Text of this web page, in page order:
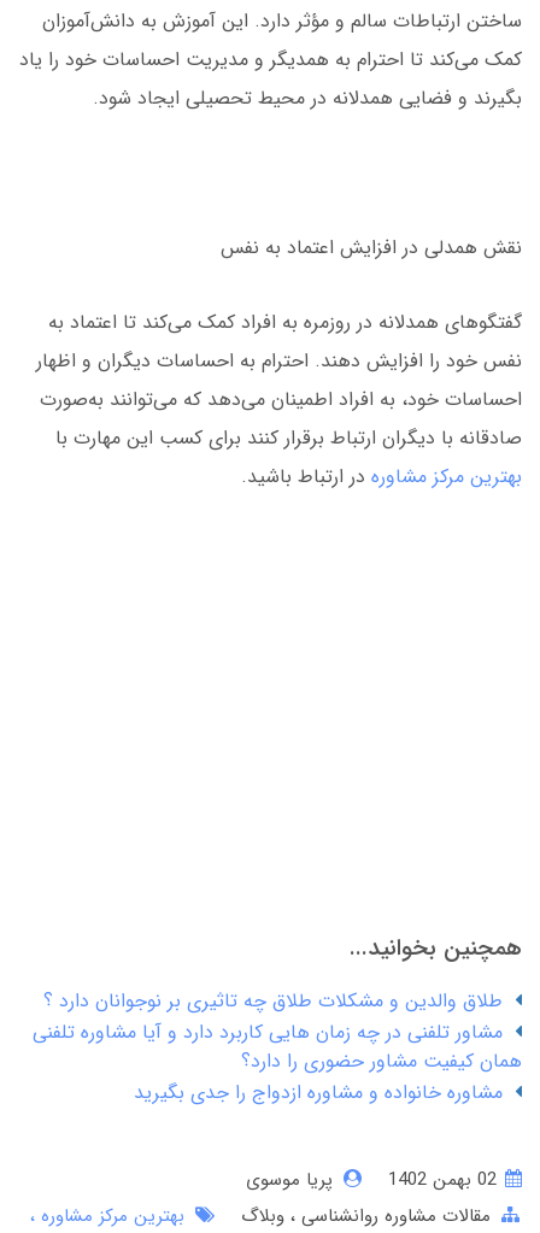
ساختن ارتباطات سالم و مؤثر دارد. این آموزش به دانش‌آموزان
کمک می‌کند تا احترام به همدیگر و مدیریت احساسات خود را یاد
بگیرند و فضایی همدلانه در محیط تحصیلی ایجاد شود.
نقش همدلی در افزایش اعتماد به نفس
گفتگوهای همدلانه در روزمره به افراد کمک می‌کند تا اعتماد به
نفس خود را افزایش دهند. احترام به احساسات دیگران و اظهار
احساسات خود، به افراد اطمینان می‌دهد که می‌توانند به‌صورت
صادقانه با دیگران ارتباط برقرار کنند برای کسب این مهارت با
بهترین مرکز مشاوره در ارتباط باشید.
همچنین بخوانید...
طلاق والدین و مشکلات طلاق چه تاثیری بر نوجوانان دارد ؟
مشاور تلفنی در چه زمان هایی کاربرد دارد و آیا مشاوره تلفنی
همان کیفیت مشاور حضوری را دارد؟
مشاوره خانواده و مشاوره ازدواج را جدی بگیرید
پریا موسوی
مقالات مشاوره روانشناسی وبلاگ
بهترین مرکز مشاوره